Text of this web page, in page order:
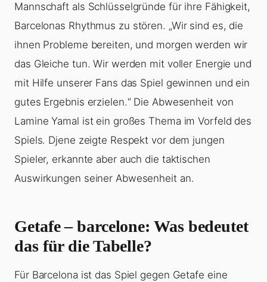
Mannschaft als Schlüsselgründe für ihre Fähigkeit,
Barcelonas Rhythmus zu stören. „Wir sind es, die
ihnen Probleme bereiten, und morgen werden wir
das Gleiche tun. Wir werden mit voller Energie und
mit Hilfe unserer Fans das Spiel gewinnen und ein
gutes Ergebnis erzielen.“ Die Abwesenheit von
Lamine Yamal ist ein großes Thema im Vorfeld des
Spiels. Djene zeigte Respekt vor dem jungen
Spieler, erkannte aber auch die taktischen
Auswirkungen seiner Abwesenheit an.
Getafe – barcelone: Was bedeutet
das für die Tabelle?
Für Barcelona ist das Spiel gegen Getafe eine